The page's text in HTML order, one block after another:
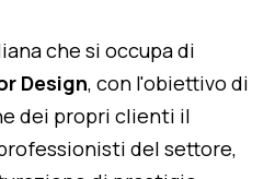
che si occupa di
Design, con l'obiettivo di
dei propri clienti il
del settore,